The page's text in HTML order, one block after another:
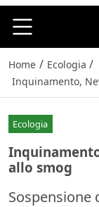
Home / Ecologia /
Inquinamento,
Ecologia
allo smog
Sospensione